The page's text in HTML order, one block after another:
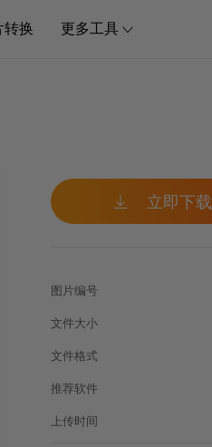
转换 更多工具 
 立即下载
图片编号
文件大小
文件格式
推荐软件
上传时间